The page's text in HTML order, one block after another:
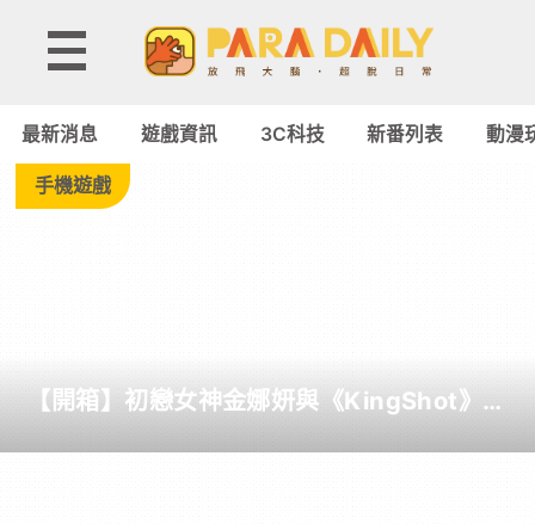
Tag:
空
-
遊
最新消息 遊戲資訊 3C科技 新番列表 動漫
手機遊戲
【開箱】初戀女神金娜妍與《KingShot》再